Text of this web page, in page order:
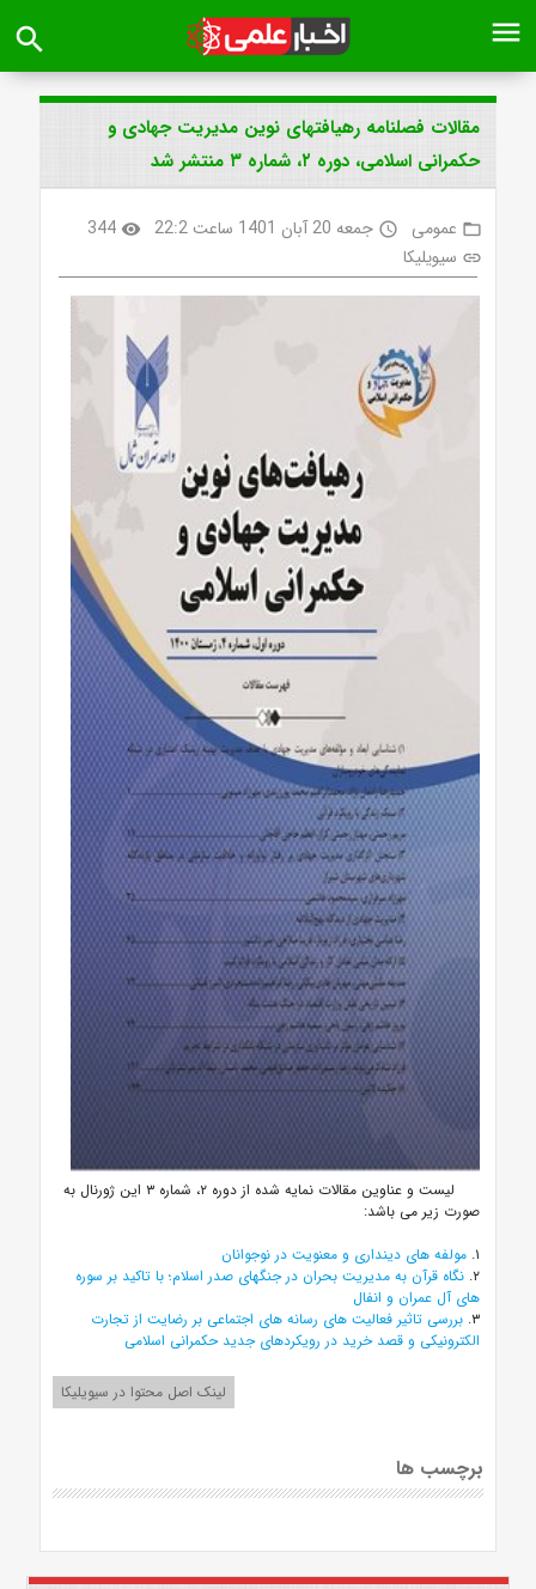
menu
search
مقالات فصلنامه رهیافتهای نوین مدیریت جهادی و
حکمرانی اسلامی، دوره ۲، شماره ۳ منتشر شد
folder_open عمومی access_time جمعه 20 آبان 1401 ساعت 22:2 visibility
344
link سیویلیکا
لیست و عناوین مقالات نمایه شده از دوره ۲، شماره ۳ این ژورنال به
صورت زیر می باشد:
۱. مولفه های دینداری و معنویت در نوجوانان
۲. نگاه قرآن به مدیریت بحران در جنگهای صدر اسلام؛ با تاکید بر سوره
های آل عمران و انفال
۳. بررسی تاثیر فعالیت های رسانه های اجتماعی بر رضایت از تجارت
الکترونیکی و قصد خرید در رویکردهای جدید حکمرانی اسلامی
لینک اصل محتوا در سیویلیکا
برچسب ها